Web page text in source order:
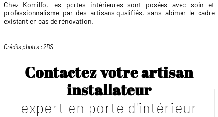
Chez Komilfo, les portes intérieures sont posées avec soin et
professionnalisme par des artisans qualifiés, sans abîmer le cadre
existant en cas de rénovation.
Crédits photos : 2BS
Contactez votre artisan
installateur
expert en porte d'intérieur